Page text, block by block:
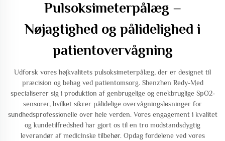
Pulsoksimeterpålæg –
Nøjagtighed og pålidelighed i
patientovervågning
Udforsk vores højkvalitets pulsoksimeterpålæg, der er designet til
præcision og behag ved patientomsorg. Shenzhen Redy-Med
specialiserer sig i produktion af genbrugelige og enekbruglige SpO2-
sensorer, hvilket sikrer pålidelige overvågningsløsninger for
sundhedsprofessionelle over hele verden. Vores engagement i kvalitet
og kundetilfredshed har gjort os til en tro modstandsdygtig
leverandør af medicinske tilbehør. Opdag fordelene ved vores